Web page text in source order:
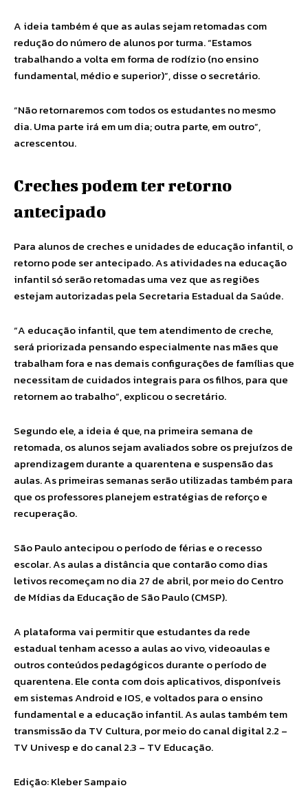
A ideia também é que as aulas sejam retomadas com
redução do número de alunos por turma. “Estamos
trabalhando a volta em forma de rodízio (no ensino
fundamental, médio e superior)”, disse o secretário.
“Não retornaremos com todos os estudantes no mesmo
dia. Uma parte irá em um dia; outra parte, em outro”,
acrescentou.
Creches podem ter retorno
antecipado
Para alunos de creches e unidades de educação infantil, o
retorno pode ser antecipado. As atividades na educação
infantil só serão retomadas uma vez que as regiões
estejam autorizadas pela Secretaria Estadual da Saúde.
“A educação infantil, que tem atendimento de creche,
será priorizada pensando especialmente nas mães que
trabalham fora e nas demais configurações de famílias que
necessitam de cuidados integrais para os filhos, para que
retornem ao trabalho”, explicou o secretário.
Segundo ele, a ideia é que, na primeira semana de
retomada, os alunos sejam avaliados sobre os prejuízos de
aprendizagem durante a quarentena e suspensão das
aulas. As primeiras semanas serão utilizadas também para
que os professores planejem estratégias de reforço e
recuperação.
São Paulo antecipou o período de férias e o recesso
escolar. As aulas a distância que contarão como dias
letivos recomeçam no dia 27 de abril, por meio do Centro
de Mídias da Educação de São Paulo (CMSP).
A plataforma vai permitir que estudantes da rede
estadual tenham acesso a aulas ao vivo, videoaulas e
outros conteúdos pedagógicos durante o período de
quarentena. Ele conta com dois aplicativos, disponíveis
em sistemas Android e IOS, e voltados para o ensino
fundamental e a educação infantil. As aulas também tem
transmissão da TV Cultura, por meio do canal digital 2.2 –
TV Univesp e do canal 2.3 – TV Educação.
Edição: Kleber Sampaio